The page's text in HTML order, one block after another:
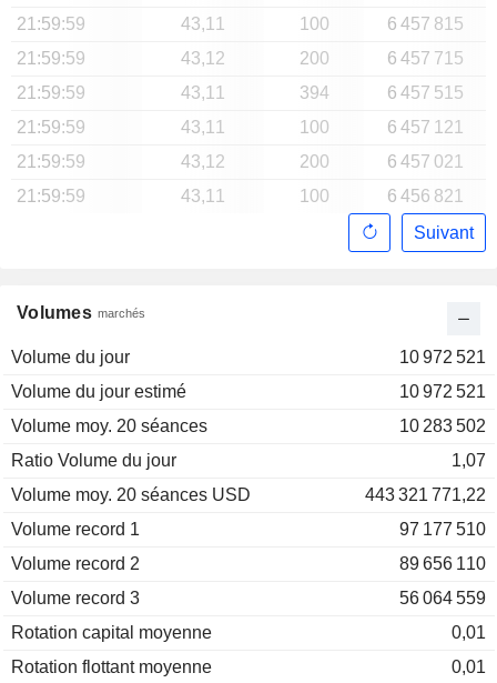
Volumes marchés
Volume du jour
10 972 521
Volume du jour estimé
10 972 521
Volume moy. 20 séances
10 283 502
Ratio Volume du jour
1,07
Volume moy. 20 séances USD
443 321 771,22
Volume record 1
97 177 510
Volume record 2
89 656 110
Volume record 3
56 064 559
Rotation capital moyenne
0,01
Rotation flottant moyenne
0,01
21:59:59
43,11 100
6 457 815
21:59:59
43,12 200
6 457 715
21:59:59
43,11 394
6 457 515
21:59:59
43,11 100
6 457 121
21:59:59
43,12 200
6 457 021
21:59:59
43,11 100
6 456 821
Suivant